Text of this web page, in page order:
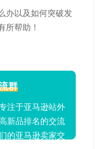
办以及如何突破发
所帮助！
群
注于亚马逊站外
新品排名的交流
的亚马逊卖家交